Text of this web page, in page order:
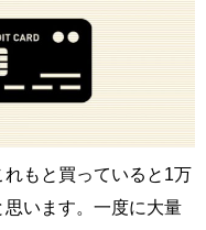
もと買っていると1万
います。一度に大量